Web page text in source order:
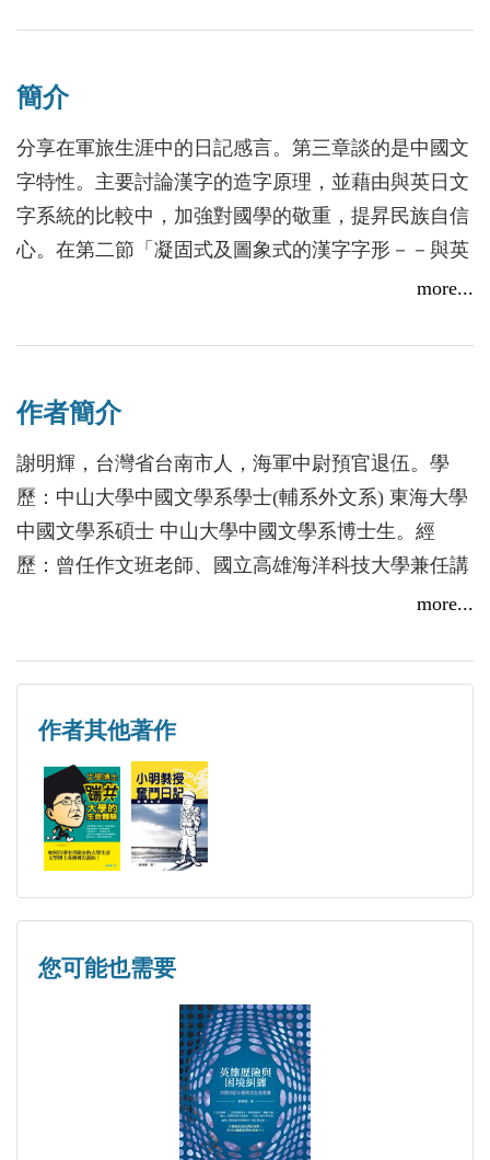
簡介
分享在軍旅生涯中的日記感言。第三章談的是中國文
字特性。主要討論漢字的造字原理，並藉由與英日文
字系統的比較中，加強對國學的敬重，提昇民族自信
心。在第二節「凝固式及圖象式的漢字字形－－與英
日文作比較」中，特別感謝中山大學外文系鄭國憲教
藉此學習英日文，附有假名五十音，以利日文的查
學充份利用文字字形的拆解，加上陰陽五行及天干地
支的機械式配合，試圖推算人類命運。作者在第一節
「姓名學與文字誤用」有詳細說明，文中論述了現今
社會的迷信現象背後，隱藏著人心的不安全感，作者
也提供一些取名字的參考。在第二節則提出破除迷信
章談的是周易思想。周易是儒家思想的代表，經孔子
道德性的解釋後，提昇自作者安定的力量。作者也簡
單介紹了現代卜卦及解卦的方法，此節僅供參考，不
能沈迷。第六章談的是道家老莊思想。一二節分別說
明老莊思想的內涵後，第三節提出老莊思想的現代意
義在於解決人生煩惱，諸如：卡奴問題、命運問題或
人間問題……等等。文章寫作猶如烹飪，作者以「古
為今用」為觀點，煮出「國學與現代生活」這道菜
餚，所用的食材是唐詩、中國文字、周易、老莊……
等古籍，再加上書後所附錄的相關表格及文章……等
more...
作者簡介
謝明輝，台灣省台南市人，海軍中尉預官退伍。學
歷：中山大學中國文學系學士(輔系外文系) 東海大學
中國文學系碩士 中山大學中國文學系博士生。經
歷：曾任作文班老師、國立高雄海洋科技大學兼任講
師，現任長榮大學通識中心講師專長：古典文學、唐
講：曾受宜蘭、台南等地區國軍單位邀請演講 講題
了〈淺談網路語言現象的背後意義〉、〈李商隱〈流
鶯〉一詩解析〉、〈姓名學與儒家精神〉、〈咀嚼一
首李商隱〈無題詩〉的
more...
作者其他著作
您可能也需要